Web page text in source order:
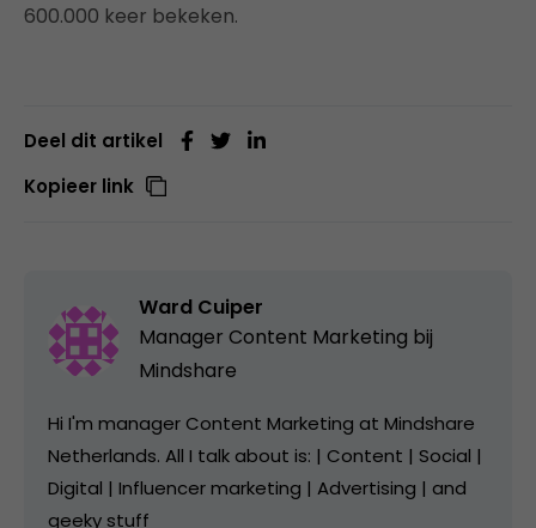
600.000 keer bekeken.
Deel dit artikel
Kopieer link
Ward Cuiper
Manager Content Marketing bij
Mindshare
Hi I'm manager Content Marketing at Mindshare
Netherlands. All I talk about is: | Content | Social |
Digital | Influencer marketing | Advertising | and
geeky stuff